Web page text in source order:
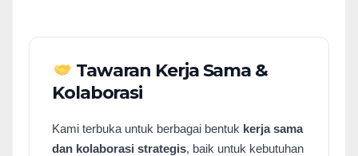
Tawaran Kerja Sama &
Kolaborasi
Kami terbuka untuk berbagai bentuk kerja sama
dan kolaborasi strategis, baik untuk kebutuhan